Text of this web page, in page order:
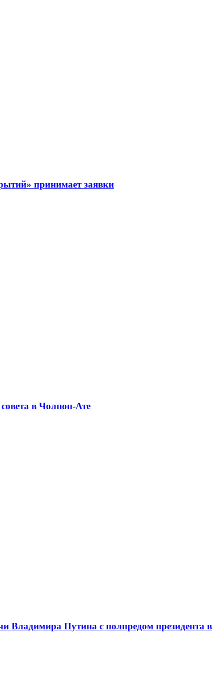
принимает заявки
в Чолпон-Ате
Владимира Путина с полпредом президента в